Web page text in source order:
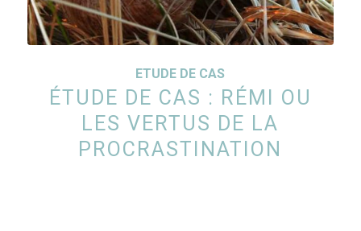
ETUDE DE CAS
ÉTUDE DE CAS : RÉMI OU
LES VERTUS DE LA
PROCRASTINATION